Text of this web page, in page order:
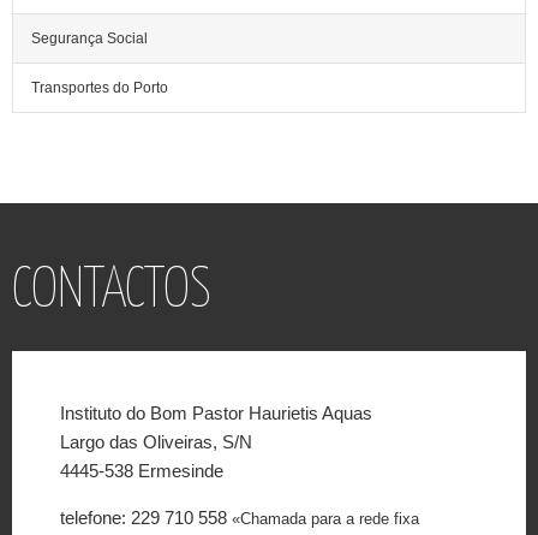
Segurança Social
Transportes do Porto
CONTACTOS
Instituto do Bom Pastor Haurietis Aquas
Largo das Oliveiras, S/N
4445-538 Ermesinde
telefone: 229 710 558 «Chamada para a rede fixa